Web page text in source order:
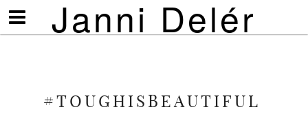
Janni Delér
Visa/göm
meny
#TOUGHISBEAUTIFUL